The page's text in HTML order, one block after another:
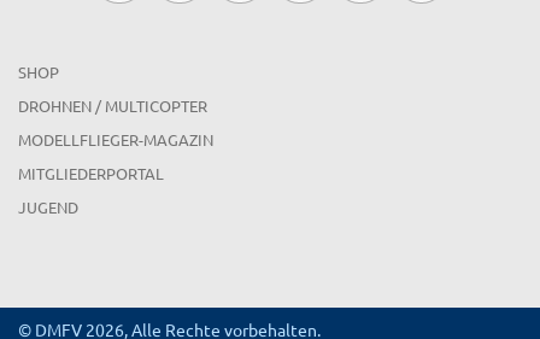
SHOP
DROHNEN / MULTICOPTER
MODELLFLIEGER-MAGAZIN
MITGLIEDERPORTAL
JUGEND
© DMFV 2026, Alle Rechte vorbehalten.